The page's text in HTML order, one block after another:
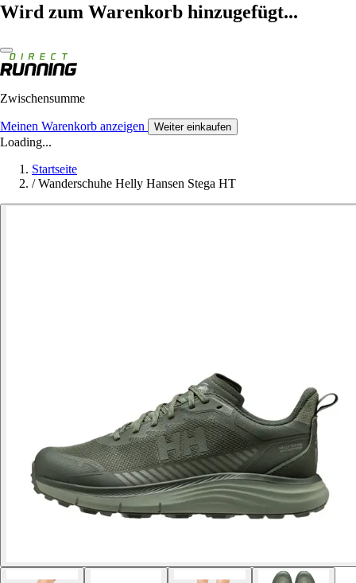
Wird zum Warenkorb hinzugefügt...
Zwischensumme
Meinen Warenkorb anzeigen Weiter einkaufen
Loading...
Startseite
/ Wanderschuhe Helly Hansen Stega HT